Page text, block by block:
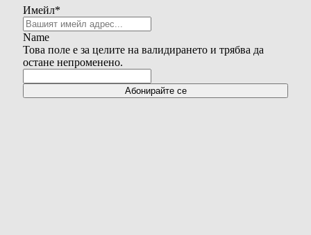
Имейл*
Name
Това поле е за целите на валидирането и трябва да
остане непроменено.